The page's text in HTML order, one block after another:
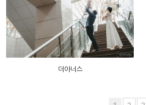
더아너스